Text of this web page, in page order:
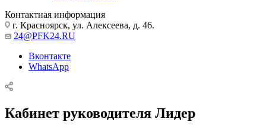
Контактная информация
г. Красноярск, ул. Алексеева, д. 46.
24@PFK24.RU
Вконтакте
WhatsApp
Кабинет руководителя Лидер